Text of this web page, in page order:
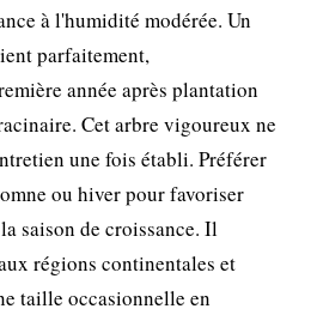
à l'humidité modérée. Un
parfaitement,
année après plantation
Cet arbre vigoureux ne
une fois établi. Préférer
ou hiver pour favoriser
saison de croissance. Il
régions continentales et
taille occasionnelle en